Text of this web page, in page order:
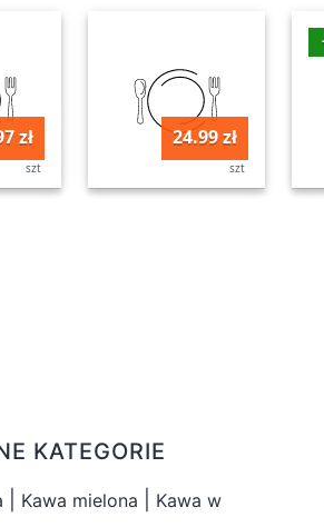
zł
szt
24.99 zł
szt
KATEGORIE
Kawa mielona
Kawa w